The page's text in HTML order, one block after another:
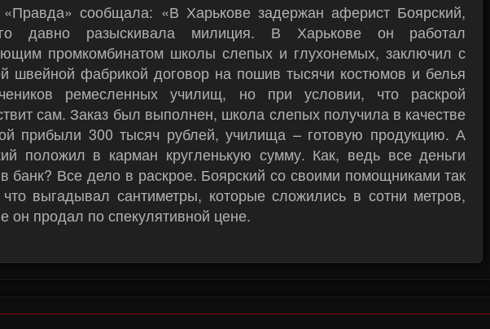
«Правда» сообщала: «В Харькове задержан аферист Боярский,
давно разыскивала милиция. В Харькове он работал
промкомбинатом школы слепых и глухонемых, заключил с
швейной фабрикой договор на пошив тысячи костюмов и белья
ремесленных училищ, но при условии, что раскрой
сам. Заказ был выполнен, школа слепых получила в качестве
прибыли 300 тысяч рублей, училища – готовую продукцию. А
положил в карман кругленькую сумму. Как, ведь все деньги
банк? Все дело в раскрое. Боярский со своими помощниками так
выгадывал сантиметры, которые сложились в сотни метров,
он продал по спекулятивной цене.